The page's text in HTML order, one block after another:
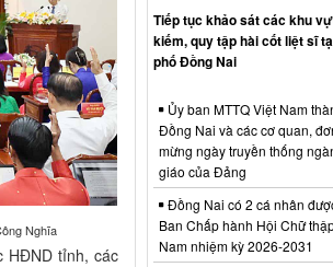
Nghĩa
HĐND tỉnh, các
Tiếp tục khảo sát các khu
kiếm, quy tập hài cốt liệt sĩ
phố Đồng Nai
Ủy ban MTTQ Việt Nam
Đồng Nai và các cơ quan,
mừng ngày truyền thống
giáo của Đảng
Đồng Nai có 2 cá nhân
Ban Chấp hành Hội Chữ
Nam nhiệm kỳ 2026-2031